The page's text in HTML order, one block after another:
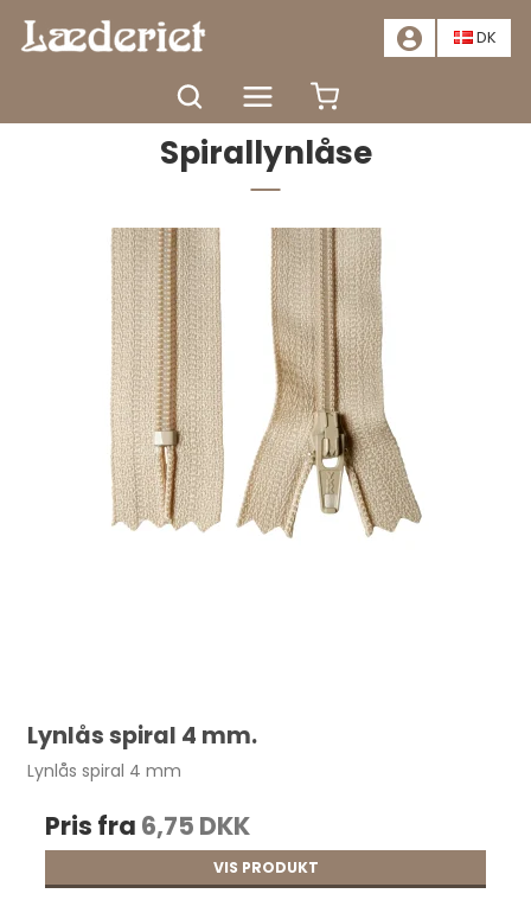
📣TILBUD - SPAR MINDST 20%. KLIK HER📣
DK
Tilbehør Lynlåse
Spirallynlåse
Lynlås spiral 4 mm.
Lynlås spiral 4 mm
Pris fra 6,75 DKK
VIS PRODUKT